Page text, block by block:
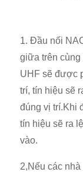
1. Đầu nối
giữa trên cùng
UHF sẽ được
trí, tín hiệu sẽ
đúng vị trí.Khi
tín hiệu sẽ ra
vào.
2,Nếu các